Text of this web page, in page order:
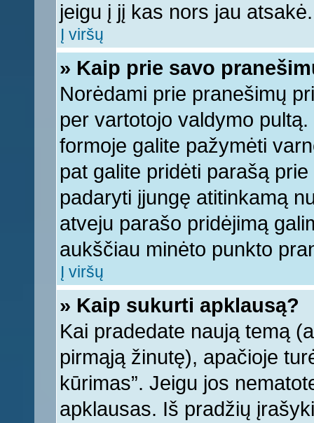
jeigu į jį kas nors jau atsakė.
Į viršų
» Kaip prie savo
Norėdami prie pranešimų
per vartotojo valdymo
formoje galite pažymėti
pat galite pridėti parašą
padaryti įjungę atitinkamą
atveju parašo pridėjimą
aukščiau minėto punkto
Į viršų
» Kaip sukurti apklausą?
Kai pradedate naują temą
pirmąją žinutę), apačioje
kūrimas”. Jeigu jos
apklausas. Iš pradžių